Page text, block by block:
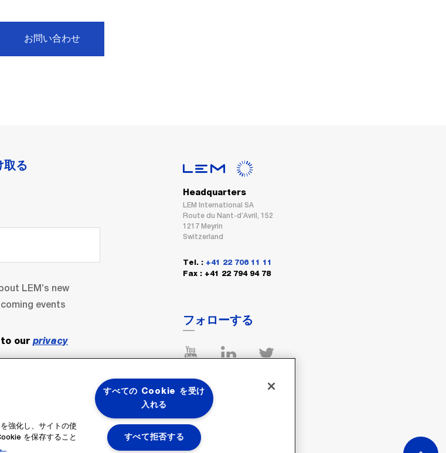
お問い合わせ
取る
LEM’s new
events
to our privacy
Headquarters
LEM International SA
Route du Nant-d’Avril, 152
1217 Meyrin
Switzerland
Tel. : +41 22 706 11 11
Fax : +41 22 794 94 78
フォローする
強化し、サイトの使
を保存すること
すべての Cookie を受け
入れる
すべて拒否する